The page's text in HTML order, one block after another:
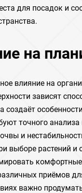
для посадок и
на
влияние на
зависят
точного
и
выборе растений
приёмов
важно